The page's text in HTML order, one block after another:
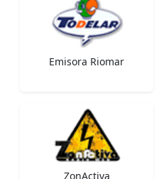
Emisora Riomar
ZonActiva